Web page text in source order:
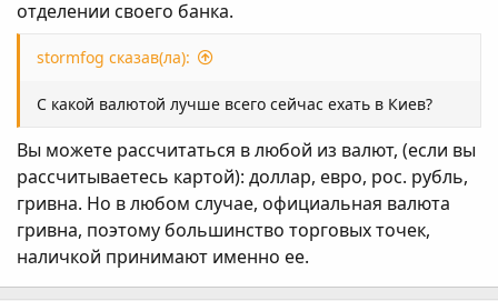
отделении своего банка.
stormfog сказав(ла):
С какой валютой лучше всего сейчас ехать в Киев?
Вы можете рассчитаться в любой из валют, (если вы
рассчитываетесь картой): доллар, евро, рос. рубль,
гривна. Но в любом случае, официальная валюта
гривна, поэтому большинство торговых точек,
наличкой принимают именно ее.